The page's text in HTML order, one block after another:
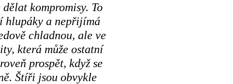
kompromisy. To
hlupáky a nepřijímá
chladnou, ale ve
která může ostatní
prospět, když se
Štíři jsou obvykle